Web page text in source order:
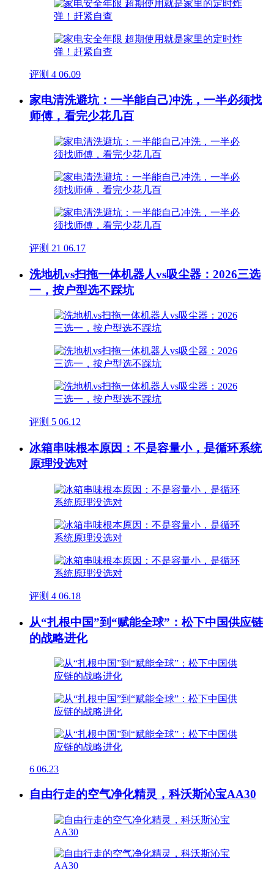
评测 4 06.09
家电清洗避坑：一半能自己冲洗，一半必须找
师傅，看完少花几百
评测 21 06.17
洗地机vs扫拖一体机器人vs吸尘器：2026三选
一，按户型选不踩坑
评测 5 06.12
冰箱串味根本原因：不是容量小，是循环系统
原理没选对
评测 4 06.18
从“扎根中国”到“赋能全球”：松下中国供应链
的战略进化
6 06.23
自由行走的空气净化精灵，科沃斯沁宝AA30